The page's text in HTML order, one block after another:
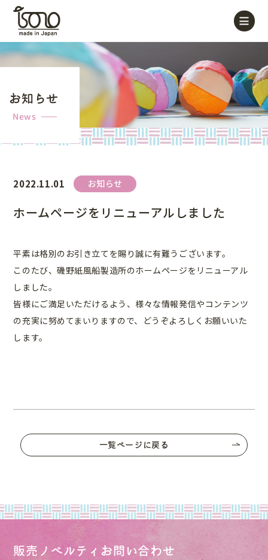
お知らせ
News
2022.11.01 お知らせ
ホームページをリニューアルしました
平素は格別のお引き立てを賜り誠に有難うございます。
このたび、磯野紙風船製造所のホームページをリニューアル
しました。
皆様にご満足いただけるよう、様々な情報発信やコンテンツ
の充実に努めてまいりますので、どうぞよろしくお願いいた
します。
一覧ページに戻る
販売ノベルティ お問い合わせ